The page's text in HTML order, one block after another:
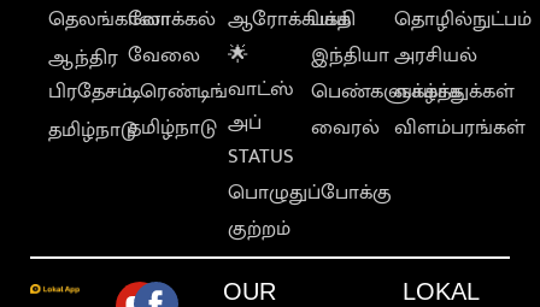
தெலங்கானா
ஆந்திர
பிரதேசம்
தமிழ்நாடு
லோக்கல்
வேலை
டிரெண்டிங்
தமிழ்நாடு
ஆரோக்கியம்
🌟
வாட்ஸ்
அப்
STATUS
பொழுதுப்போக்கு
குற்றம்
பக்தி
இந்தியா
பெண்களுக்காக
வைரல்
தொழில்நுட்பம்
அரசியல்
வாழ்த்துக்கள்
விளம்பரங்கள்
OUR LOKAL